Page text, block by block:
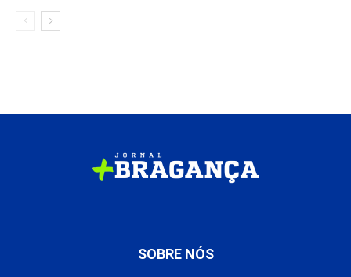
SOBRE NÓS